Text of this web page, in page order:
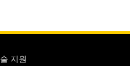
지원